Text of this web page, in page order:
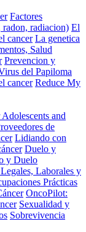
Factores
radiacion) El
cancer La genetica
Salud
Prevencion y
del Papiloma
cancer Reduce My
and
de
Lidiando con
Duelo y
y Duelo
Laborales y
Prácticas
OncoPilot:
Sexualidad y
Sobrevivencia